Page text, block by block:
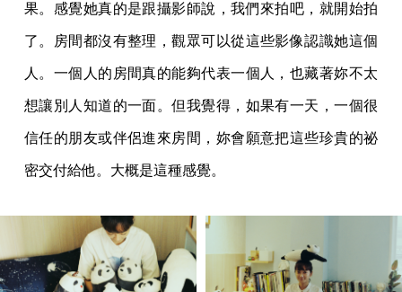
果。感覺她真的是跟攝影師說，我們來拍吧，就開始拍
了。房間都沒有整理，觀眾可以從這些影像認識她這個
人。一個人的房間真的能夠代表一個人，也藏著妳不太
想讓別人知道的一面。但我覺得，如果有一天，一個很
信任的朋友或伴侶進來房間，妳會願意把這些珍貴的祕
密交付給他。大概是這種感覺。